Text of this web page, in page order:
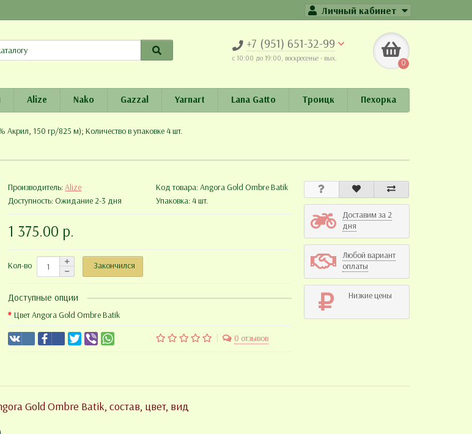
Личный кабинет
+7 (951) 651-32-99
c 10:00 до 19:00, воскресенье - вых. 0
Alize Nako Gazzal Yarnart Lana Gatto Троицк Пехорка
150 гр/825 м); Количество в упаковке 4 шт.
Производитель:Alize Код товара:Angora Gold Ombre Batik
Доступность: Ожидание 2-3 дня
Упаковка: 4 шт.
1 375.00 р.
Кол-во Закончился
Доступные опции
Цвет Angora Gold Ombre Batik
0 отзывов
Доставим за 2
дня
Любой вариант
оплаты
Низкие цены
Gold Ombre Batik, состав, цвет, вид